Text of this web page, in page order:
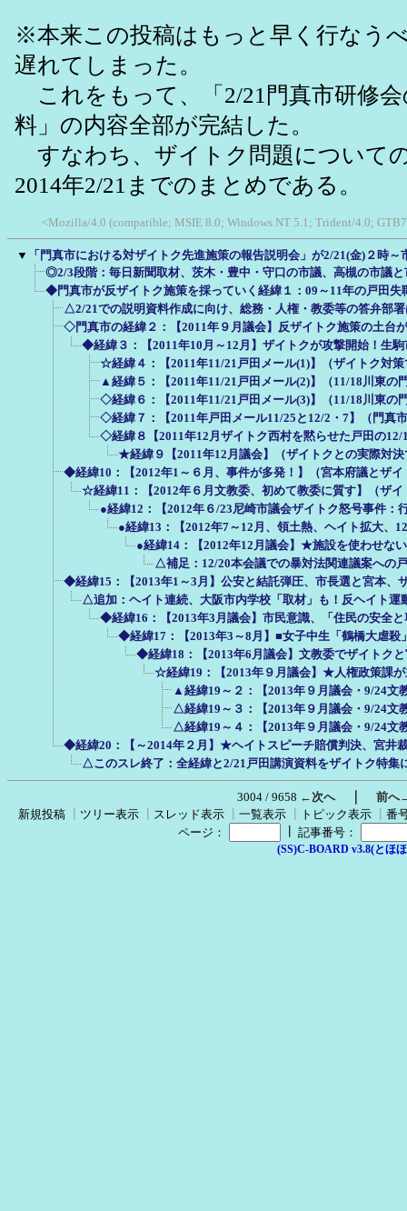
※本来この投稿はもっと早く行なう
遅れてしまった。
これをもって、「2/21門真市研修会
料」の内容全部が完結した。
すなわち、ザイトク問題について
2014年2/21までのまとめである。
<Mozilla/4.0 (compatible; MSIE 8.0; Windows NT 5.1; Trident/4.0;
▼
「門真市における対ザイトク先進施策の報告説明会」が2/21(金)２時～
◎2/3段階：毎日新聞取材、茨木・豊中・守口の市議、高槻の市議
◆門真市が反ザイトク施策を採っていく経緯１：09～11年の戸田失
△2/21での説明資料作成に向け、総務・人権・教委等の答弁部
◇門真市の経緯２：【2011年９月議会】反ザイトク施策の土台
◆経緯３：【2011年10月～12月】ザイトクが攻撃開始！生
☆経緯４：【2011年11/21戸田メール(1)】（ザイトク対
▲経緯５：【2011年11/21戸田メール(2)】（11/18川東の
◇経緯６：【2011年11/21戸田メール(3)】（11/18川東の
◇経緯７：【2011年戸田メール11/25と12/2・7】（門真
◇経緯８【2011年12月ザイトク西村を黙らせた戸田の12/
★経緯９【2011年12月議会】（ザイトクとの実際対
◆経緯10：【2012年1～６月、事件が多発！】（宮本府議とザ
☆経緯11：【2012年６月文教委、初めて教委に質す】（ザ
●経緯12：【2012年６/23尼崎市議会ザイトク怒号事件：
●経緯13：【2012年7～12月、領土熱、ヘイト拡大、
●経緯14：【2012年12月議会】★施設を使わせな
△補足：12/20本会議での暴対法関連議案への
◆経緯15：【2013年1～3月】公安と結託弾圧、市長選と宮本、
△追加：ヘイト連続、大阪市内学校「取材」も！反ヘイト運
◆経緯16：【2013年3月議会】市民意識、「住民の安全
◆経緯17：【2013年3～8月】■女子中生「鶴橋大虐殺
◆経緯18：【2013年6月議会】文教委でザイトク
☆経緯19：【2013年９月議会】★人権政策課
▲経緯19～２：【2013年９月議会・9/24文
△経緯19～３：【2013年９月議会・9/24文
△経緯19～４：【2013年９月議会・9/24文
◆経緯20：【～2014年２月】★ヘイトスピーチ賠償判決、宮井
△このスレ終了：全経緯と2/21戸田講演資料をザイトク特集
3004 / 9658 ←次へ｜ 前へ
新規投稿
ツリー表示 スレッド表示 一覧表示 トピック表示
番
ページ：
記事番号：
(SS)C-BOARD v3.8(とほ